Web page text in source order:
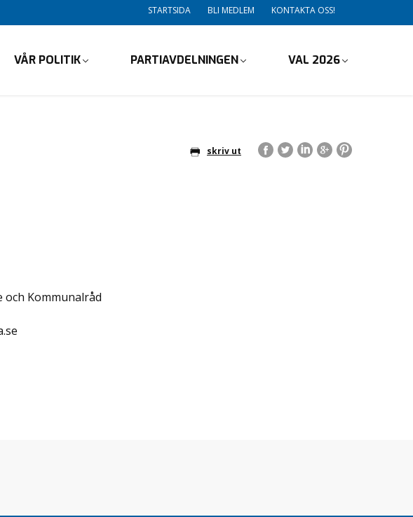
STARTSIDA BLI MEDLEM KONTAKTA OSS!
VÅR POLITIK PARTIAVDELNINGEN VAL 2026
skriv ut
Kommunalråd